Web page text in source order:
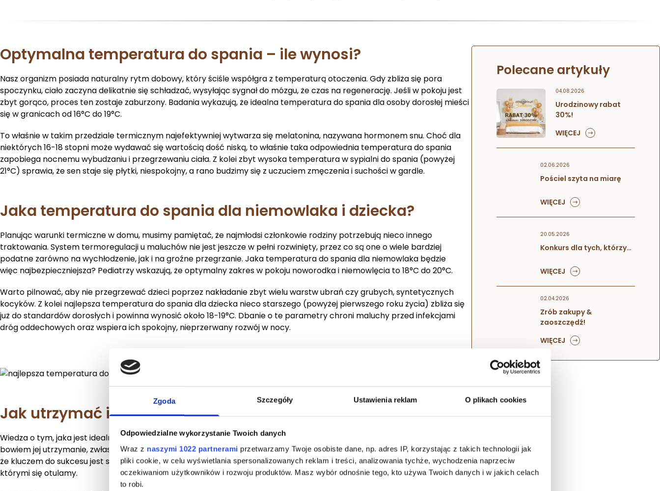
Zgoda Szczegóły Ustawienia reklam O plikach cookies
Odpowiedzialne wykorzystanie Twoich danych
Wraz z naszymi 1022 partnerami przetwarzamy Twoje osobiste dane, np. adres IP, korzystając z takich technologii jak
pliki cookie, w celu wyświetlania spersonalizowanych reklam i treści, analizowania tychże, wychodzenia naprzeciw
oczekiwaniom użytkowników i rozwoju produktów. Masz wybór odnośnie tego, kto używa Twoich danych i w jakich celach
to robi.
Optymalna temperatura do spania – ile wynosi?
Nasz organizm posiada naturalny rytm dobowy, który ściśle współgra z temperaturą otoczenia. Gdy zbliża się pora
spoczynku, ciało zaczyna delikatnie się schładzać, wysyłając sygnał do mózgu, że czas na regenerację. Jeśli w pokoju jest
zbyt gorąco, proces ten zostaje zaburzony. Badania wykazują, że idealna temperatura do spania dla osoby dorosłej mieści
się w granicach od 16°C do 19°C.
To właśnie w takim przedziale termicznym najefektywniej wytwarza się melatonina, nazywana hormonem snu. Choć dla
niektórych 16-18 stopni może wydawać się wartością dość niską, to właśnie taka odpowiednia temperatura do spania
zapobiega nocnemu wybudzaniu i przegrzewaniu ciała. Z kolei zbyt wysoka temperatura w sypialni do spania (powyżej
21°C) sprawia, że sen staje się płytki, niespokojny, a rano budzimy się z uczuciem zmęczenia i suchości w gardle.
Jaka temperatura do spania dla niemowlaka i dziecka?
Planując warunki termiczne w domu, musimy pamiętać, że najmłodsi członkowie rodziny potrzebują nieco innego
traktowania. System termoregulacji u maluchów nie jest jeszcze w pełni rozwinięty, przez co są one o wiele bardziej
podatne zarówno na wychłodzenie, jak i na groźne przegrzanie. Jaka temperatura do spania dla niemowlaka będzie
więc najbezpieczniejsza? Pediatrzy wskazują, że optymalny zakres w pokoju noworodka i niemowlęcia to 18°C do 20°C.
Warto pilnować, aby nie przegrzewać dzieci poprzez nakładanie zbyt wielu warstw ubrań czy grubych, syntetycznych
kocyków. Z kolei najlepsza temperatura do spania dla dziecka nieco starszego (powyżej pierwszego roku życia) zbliża się
już do standardów dorosłych i powinna wynosić około 18-19°C. Dbanie o te parametry chroni maluchy przed infekcjami
dróg oddechowych oraz wspiera ich spokojny, nieprzerwany rozwój w nocy.
Jak utrzymać idealne warunki w sypialni?
Wiedza o tym, jaka jest idealna temperatura do spania, to dopiero połowa sukcesu. Największym wyzwaniem bywa
bowiem jej utrzymanie, zwłaszcza w okresach przejściowych oraz podczas letnich upałów. W Notte zawsze podkreślamy,
że kluczem do sukcesu jest stworzenie stabilnego mikroklimatu wokół ciała, w czym ogromną rolę odgrywają tekstylia,
którymi się otulamy.
Polecane artykuły
04.08.2026
Urodzinowy rabat
30%!
WIĘCEJ
02.06.2026
Pościel szyta na miarę
WIĘCEJ
20.05.2026
Konkurs dla tych, którzy…
WIĘCEJ
02.04.2026
Zrób zakupy &
zaoszczędź!
WIĘCEJ